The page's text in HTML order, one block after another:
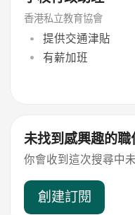
香港私立教育協會
提供交通津貼
有薪加班
未找到感興趣的職
你會收到這次搜尋中
創建訂閱